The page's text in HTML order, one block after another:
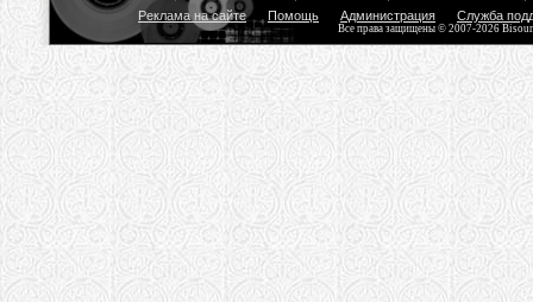
Реклама на сайте Помощь Администрация Служба
Все права защищены © 2007-2026